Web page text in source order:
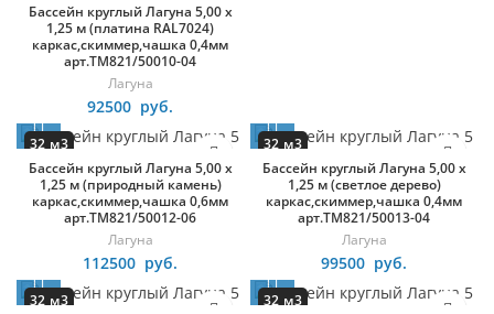
Бассейн круглый Лагуна 5,00 х
1,25 м (платина RAL7024)
каркас,скиммер,чашка 0,4мм
арт.ТМ821/50010-04
Лагуна
92500 руб.
32 м3
круг
Бассейн круглый Лагуна 5,00 х
1,25 м (природный камень)
каркас,скиммер,чашка 0,6мм
арт.ТМ821/50012-06
Лагуна
112500 руб.
32 м3
круг
Бассейн круглый Лагуна 5,00 х
1,25 м (светлое дерево)
каркас,скиммер,чашка 0,4мм
арт.ТМ821/50013-04
Лагуна
99500 руб.
32 м3
32 м3